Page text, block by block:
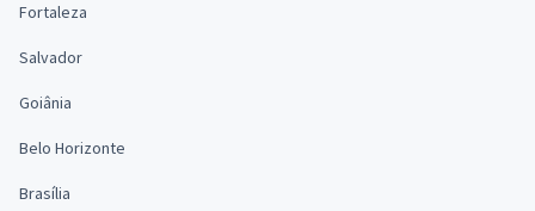
Fortaleza
Salvador
Goiânia
Belo Horizonte
Brasília